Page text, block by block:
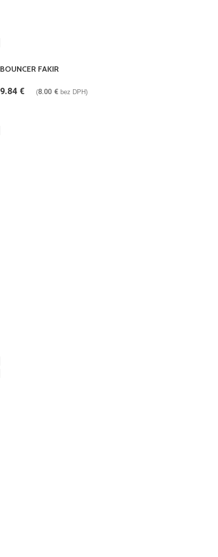
BOUNCER FAKIR
9.84 € (8.00 € bez DPH)